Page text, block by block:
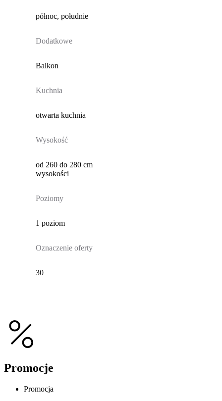
północ, południe
Dodatkowe
Balkon
Kuchnia
otwarta kuchnia
Wysokość
od 260 do 280 cm
wysokości
Poziomy
1 poziom
Oznaczenie oferty
30
Promocje
Promocja